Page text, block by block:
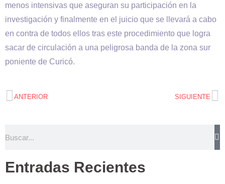
menos intensivas que aseguran su participación en la
investigación y finalmente en el juicio que se llevará a cabo
en contra de todos ellos tras este procedimiento que logra
sacar de circulación a una peligrosa banda de la zona sur
poniente de Curicó.
ANTERIOR SIGUIENTE
Entradas Recientes